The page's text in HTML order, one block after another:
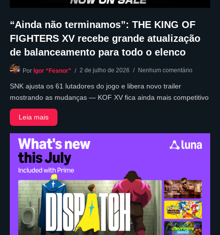
“Ainda não terminamos”: THE KING OF
FIGHTERS XV recebe grande atualização
de balanceamento para todo o elenco
Por Igor “Feanor” 2 de julho de 2026 Nenhum comentário
SNK ajusta os 61 lutadores do jogo e libera novo trailer
mostrando as mudanças — KOF XV fica ainda mais competitivo
Leia mais